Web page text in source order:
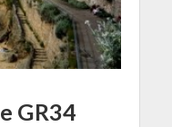
GR34